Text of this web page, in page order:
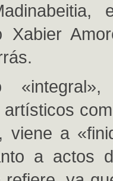
Xabier
viene a
a actos